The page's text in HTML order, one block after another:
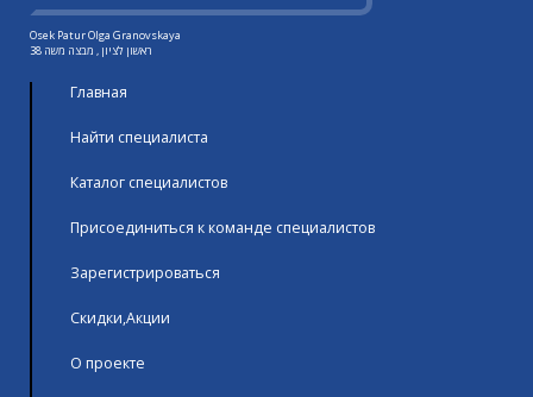
Osek Patur Olga Granovskaya
ראשון לציון , מבצה משה 38
Главная
Найти специалиста
Каталог специалистов
Присоединиться к команде специалистов
Зарегистрироваться
Скидки,Акции
О проекте